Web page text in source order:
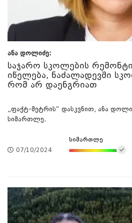
ანა დოლიძე:
საჯარო სკოლების
იწელება, ნაძალადევში
რომ არ დაენგრიათ
„ფაქტ-მეტრის“ დასკვნით, ანა
სიმართლე.
07/10/2024
სიმართლე